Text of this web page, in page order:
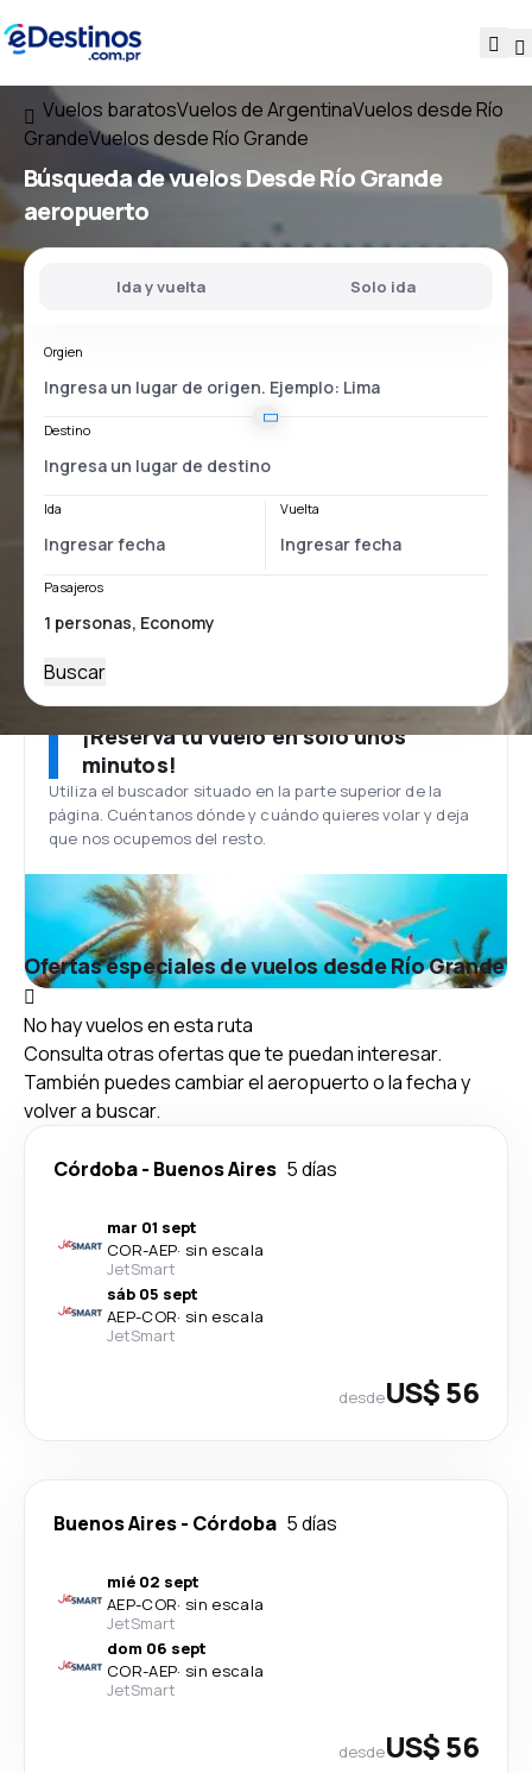
Vuelos baratosVuelos de ArgentinaVuelos desde Río
GrandeVuelos desde Río Grande
Búsqueda de vuelosDesdeRío Grande
aeropuerto
Ida y vuelta Solo ida
Orgien
Destino
Ida Vuelta
Pasajeros
Buscar
¡Reserva tu vuelo en solo unos
minutos!
Utiliza el buscador situado en la parte superior de la
página. Cuéntanos dónde y cuándo quieres volar y deja
que nos ocupemos del resto.
Ofertas especiales de vuelos desde Río Grande
No hay vuelos en esta ruta
Consulta otras ofertas que te puedan interesar.
También puedes cambiar el aeropuerto o la fecha y
volver a buscar.
Córdoba- Buenos Aires 5 días
mar 01 sept
COR-AEP· sin escala
JetSmart
sáb 05 sept
AEP-COR· sin escala
JetSmart
desdeUS$ 56
Buenos Aires- Córdoba 5 días
mié 02 sept
AEP-COR· sin escala
JetSmart
dom 06 sept
COR-AEP· sin escala
JetSmart
desdeUS$ 56